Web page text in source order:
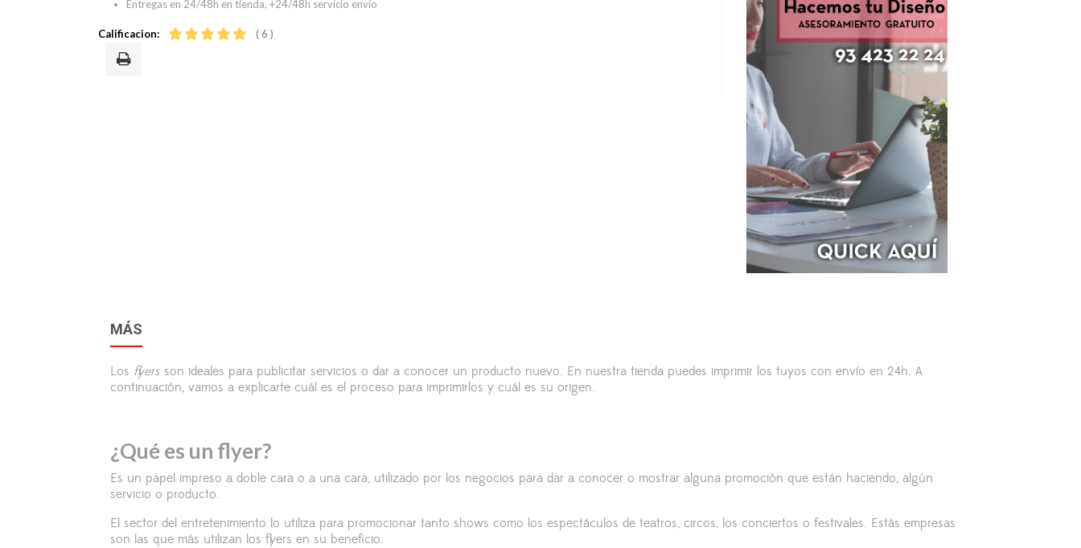
Entregas en 24/48h en tienda, +24/48h servicio envío
Calificacion: ( 6 )
MÁS
Los flyers son ideales para publicitar servicios o dar a conocer un producto nuevo. En nuestra tienda puedes imprimir los tuyos con envío en 24h. A
continuación, vamos a explicarte cuál es el proceso para imprimirlos y cuál es su origen.
¿Qué es un flyer?
Es un papel impreso a doble cara o a una cara, utilizado por los negocios para dar a conocer o mostrar alguna promoción que están haciendo, algún
servicio o producto.
El sector del entretenimiento lo utiliza para promocionar tanto shows como los espectáculos de teatros, circos, los conciertos o festivales. Estás empresas
son las que más utilizan los flyers en su beneficio.